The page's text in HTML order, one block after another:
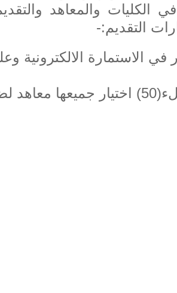
الكليات والمعاهد
التقديم:-
ملء ما لا يقل عن (25) اختيار في الاستمارة
2- الطلبة التي تقل معدلاتهم عن (60%) يحق لهم ملء(50) اختيار